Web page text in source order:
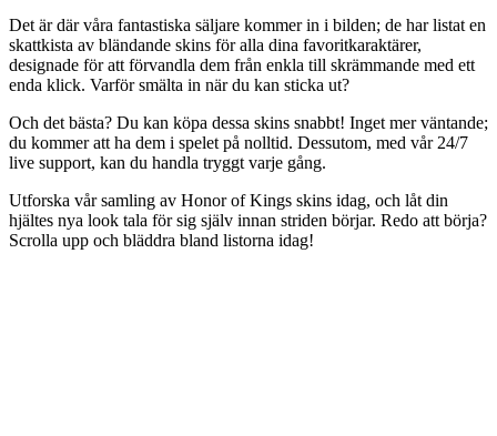
Det är där våra fantastiska säljare kommer in i bilden; de har listat en
skattkista av bländande skins för alla dina favoritkaraktärer,
designade för att förvandla dem från enkla till skrämmande med ett
enda klick. Varför smälta in när du kan sticka ut?
Och det bästa? Du kan köpa dessa skins snabbt! Inget mer väntande;
du kommer att ha dem i spelet på nolltid. Dessutom, med vår 24/7
live support, kan du handla tryggt varje gång.
Utforska vår samling av Honor of Kings skins idag, och låt din
hjältes nya look tala för sig själv innan striden börjar. Redo att börja?
Scrolla upp och bläddra bland listorna idag!